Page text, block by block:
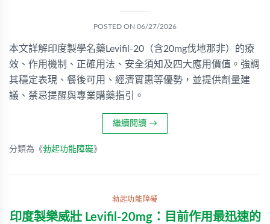
POSTED ON 06/27/2026
本文詳解印度製學名藥Levifil-20（含20mg伐地那非）的療
效、作用機制、正確用法、安全須知及四大應用價值。強調
其穩定表現、餐後可用、經濟實惠等優勢，並提供劑量建
議、禁忌提醒與專業購藥指引。
繼續閱讀 →
分類為《勃起功能障礙》
勃起功能障礙
印度製樂威壯 Levifil-20mg：目前作用最迅速的